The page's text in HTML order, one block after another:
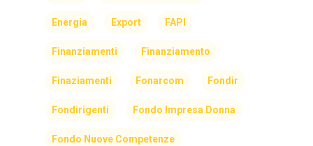
Energia Export FAPI
Finanziamenti Finanziamento
Finaziamenti Fonarcom Fondir
Fondirigenti Fondo Impresa Donna
Fondo Nuove Competenze